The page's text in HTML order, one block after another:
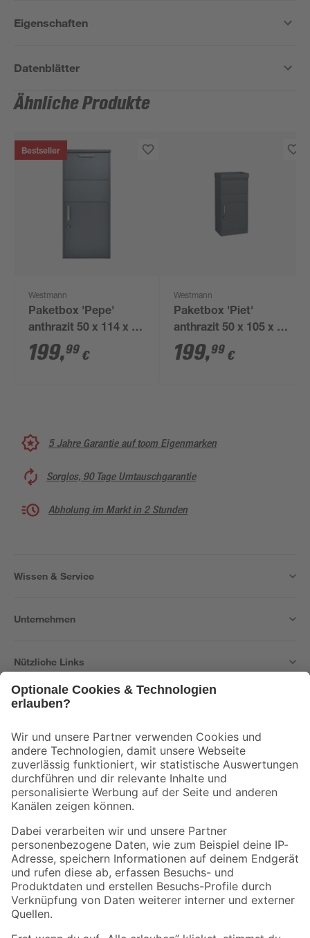
Eigenschaften
Datenblätter
Ähnliche Produkte
Bestseller
Westmann
Paketbox 'Pepe'
anthrazit 50 x 114 x 39
cm
199,99 €
Westmann
Paketbox 'Piet'
anthrazit 50 x 105 x 37
cm
199,99 €
5 Jahre Garantie auf toom Eigenmarken
Sorglos, 90 Tage Umtauschgarantie
Abholung im Markt in 2 Stunden
Wissen & Service
Unternehmen
Nützliche Links
Der toom Newsletter: Keine Angebote und Aktionen mehr verpassen!
Zur Newsletter Anmeldung
Folge uns
Zahlungsarten Versandarten
Sicher einkaufen